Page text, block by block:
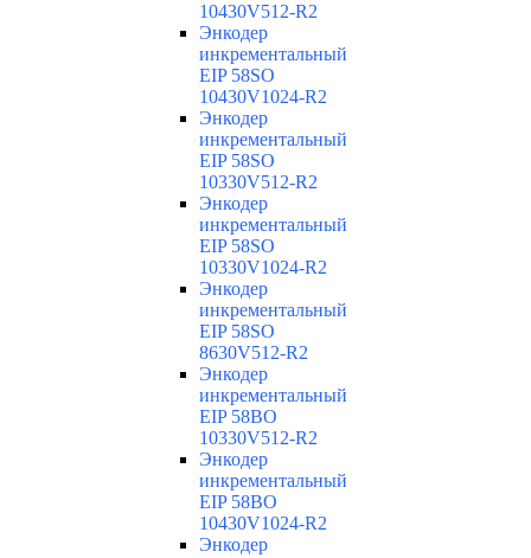
10430V512-R2
Энкодер
инкрементальный
EIP 58SO
10430V1024-R2
Энкодер
инкрементальный
EIP 58SO
10330V512-R2
Энкодер
инкрементальный
EIP 58SO
10330V1024-R2
Энкодер
инкрементальный
EIP 58SO
8630V512-R2
Энкодер
инкрементальный
EIP 58BO
10330V512-R2
Энкодер
инкрементальный
EIP 58BO
10430V1024-R2
Энкодер